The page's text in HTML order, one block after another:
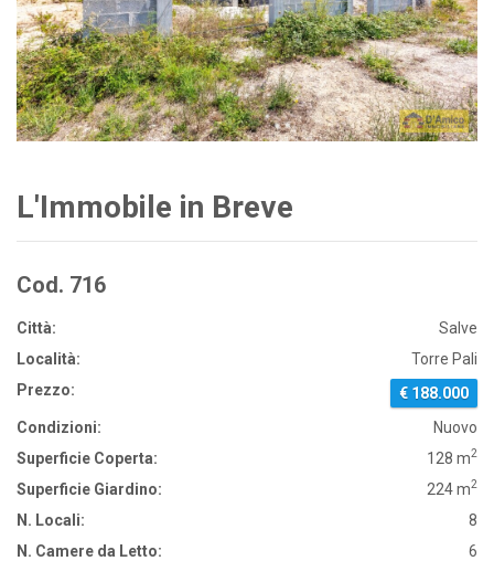
L'Immobile in Breve
Cod. 716
Città:
Salve
Località:
Torre Pali
Prezzo:
€ 188.000
Condizioni:
Nuovo
Superficie Coperta:
128 m2
Superficie Giardino: 224 m2
N. Locali:
8
N. Camere da Letto:
6